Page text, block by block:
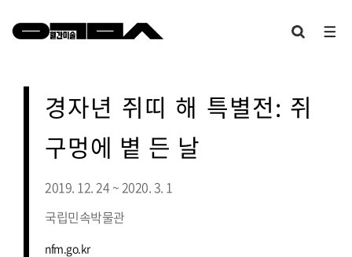
경자년 쥐띠 해 특별전: 쥐
구멍에 볕 든 날
2019. 12. 24 ~ 2020. 3. 1
국립민속박물관
nfm.go.kr